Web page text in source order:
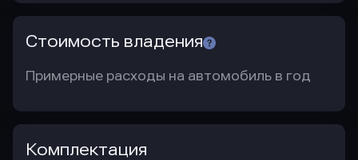
Стоимость владения
Примерные расходы на автомобиль в год
Комплектация